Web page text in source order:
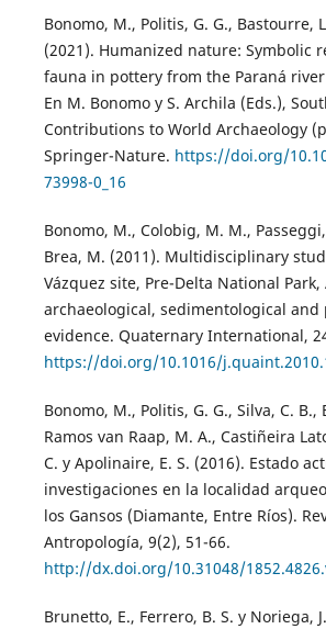
Bonomo, M., Politis, G. G., Bastourre,
(2021). Humanized nature: Symbolic
fauna in pottery from the Paraná
En M. Bonomo y S. Archila (Eds.),
Contributions to World Archaeology
Springer-Nature. https://doi.org/
73998-0_16
Bonomo, M., Colobig, M. M.,
Brea, M. (2011). Multidisciplinary
Vázquez site, Pre-Delta National
archaeological, sedimentological and
evidence. Quaternary International,
https://doi.org/10.1016/
Bonomo, M., Politis, G. G., Silva, C. B.,
Ramos van Raap, M. A., Castiñeira
C. y Apolinaire, E. S. (2016). Estado
investigaciones en la localidad
los Gansos (Diamante, Entre Ríos).
Antropología, 9(2), 51-66.
http://dx.doi.org/10.31048/
Brunetto, E., Ferrero, B. S. y Noriega,